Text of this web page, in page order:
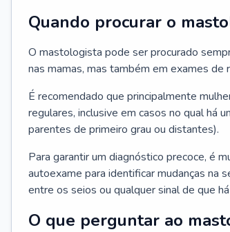
Quando procurar o
O mastologista pode ser procurado
nas mamas, mas também em exames de
É recomendado que principalmente
regulares, inclusive em casos no qual há
parentes de primeiro grau ou distantes).
Para garantir um diagnóstico precoce, é
autoexame para identificar mudanças na
entre os seios ou qualquer sinal de que
O que perguntar ao